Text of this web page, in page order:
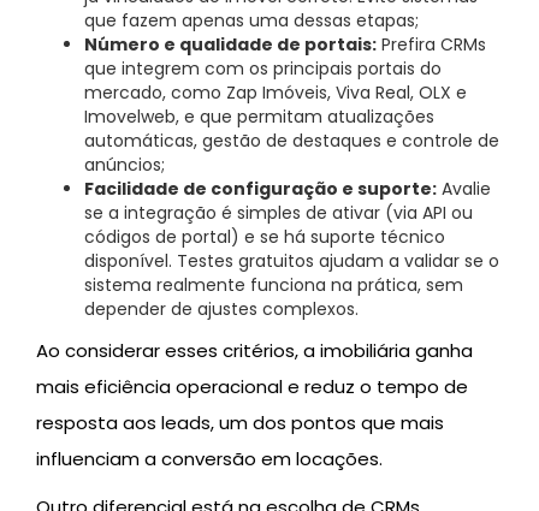
que fazem apenas uma dessas etapas;
Número e qualidade de portais: Prefira CRMs
que integrem com os principais portais do
mercado, como Zap Imóveis, Viva Real, OLX e
Imovelweb, e que permitam atualizações
automáticas, gestão de destaques e controle de
anúncios;
Facilidade de configuração e suporte: Avalie
se a integração é simples de ativar (via API ou
códigos de portal) e se há suporte técnico
disponível. Testes gratuitos ajudam a validar se o
sistema realmente funciona na prática, sem
depender de ajustes complexos.
Ao considerar esses critérios, a imobiliária ganha
mais eficiência operacional e reduz o tempo de
resposta aos leads, um dos pontos que mais
influenciam a conversão em locações.